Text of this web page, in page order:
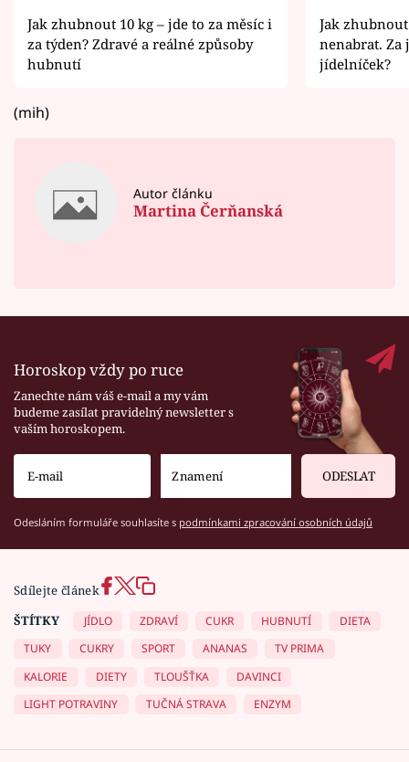
Jak zhubnout 10 kg – jde to za měsíc i
za týden? Zdravé a reálné způsoby
hubnutí
Jak
nenabrat.
jídelníček?
(mih)
Autor článku
Martina Čerňanská
Horoskop vždy po ruce
Zanechte nám váš e-mail a my vám
budeme zasílat pravidelný newsletter s
vaším horoskopem.
ODESLAT
Odesláním formuláře souhlasíte s podmínkami zpracování osobních údajů
Sdílejte článek
ŠTÍTKY
JÍDLO ZDRAVÍ CUKR HUBNUTÍ
DIETA
TUKY
CUKRY SPORT ANANAS
TV PRIMA
KALORIE
DIETY TLOUŠŤKA
DAVINCI
LIGHT POTRAVINY
TUČNÁ STRAVA ENZYM